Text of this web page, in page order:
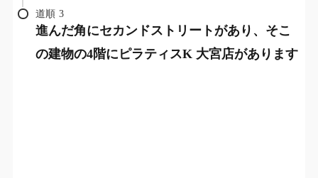
道順 3
進んだ角にセカンドストリートがあり、そこ
の建物の4階にピラティスK 大宮店があります